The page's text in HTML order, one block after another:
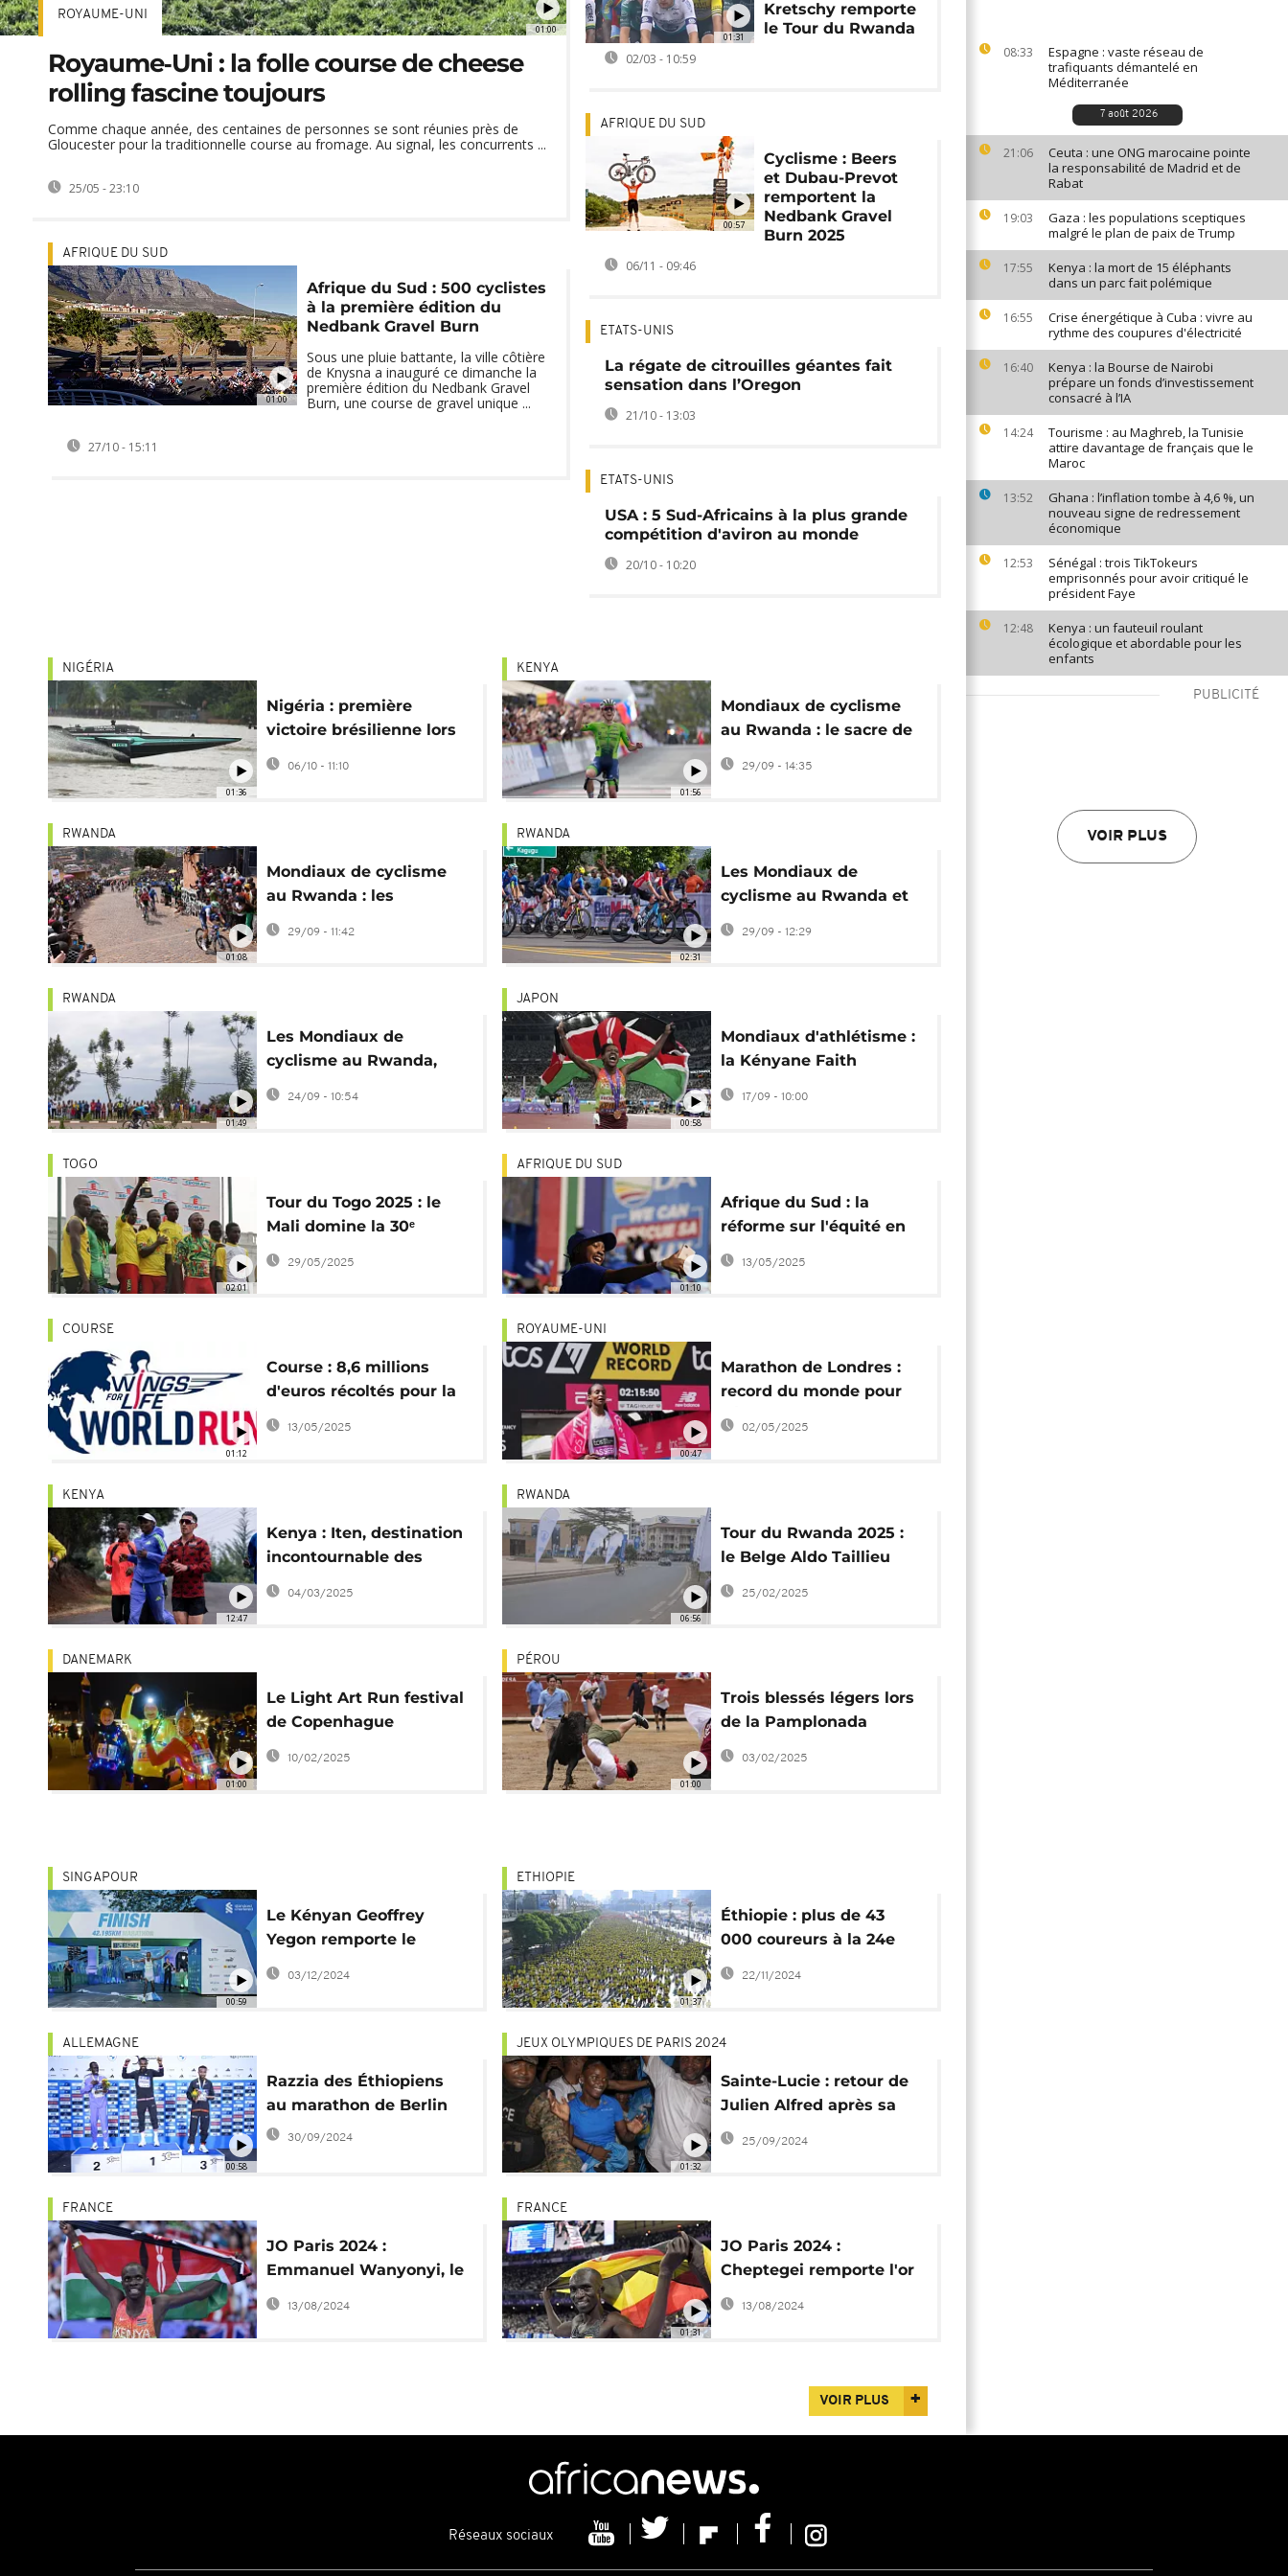
08:33
Espagne : vaste réseau de
trafiquants démantelé en
Méditerranée
7 août 2026
21:06
Ceuta : une ONG marocaine pointe
la responsabilité de Madrid et de
Rabat
19:03
Gaza : les populations sceptiques
malgré le plan de paix de Trump
17:55
Kenya : la mort de 15 éléphants
dans un parc fait polémique
16:55
Crise énergétique à Cuba : vivre au
rythme des coupures d'électricité
16:40
Kenya : la Bourse de Nairobi
prépare un fonds d’investissement
consacré à l’IA
14:24
Tourisme : au Maghreb, la Tunisie
attire davantage de français que le
Maroc
13:52
Ghana : l’inflation tombe à 4,6 %, un
nouveau signe de redressement
économique
12:53
Sénégal : trois TikTokeurs
emprisonnés pour avoir critiqué le
président Faye
12:48
Kenya : un fauteuil roulant
écologique et abordable pour les
enfants
PUBLICITÉ
VOIR PLUS
01:00
ROYAUME-UNI
Royaume‑Uni : la folle course de cheese
rolling fascine toujours
Comme chaque année, des centaines de personnes se sont réunies près de
Gloucester pour la traditionnelle course au fromage. Au signal, les concurrents ...
25/05 - 23:10
01:00
AFRIQUE DU SUD
Afrique du Sud : 500 cyclistes
à la première édition du
Nedbank Gravel Burn
Sous une pluie battante, la ville côtière
de Knysna a inauguré ce dimanche la
première édition du Nedbank Gravel
Burn, une course de gravel unique ...
27/10 - 15:11
01:31
Kretschy remporte
le Tour du Rwanda
02/03 - 10:59
00:57
AFRIQUE DU SUD
Cyclisme : Beers
et Dubau-Prevot
remportent la
Nedbank Gravel
Burn 2025
06/11 - 09:46
ETATS-UNIS
La régate de citrouilles géantes fait
sensation dans l’Oregon
21/10 - 13:03
ETATS-UNIS
USA : 5 Sud-Africains à la plus grande
compétition d'aviron au monde
20/10 - 10:20
01:36
NIGÉRIA
Nigéria : première
victoire brésilienne lors
du Grand Prix E1 de
Lagos
06/10 - 11:10
01:56
KENYA
Mondiaux de cyclisme
au Rwanda : le sacre de
Tadej Pogačar
29/09 - 14:35
01:08
RWANDA
Mondiaux de cyclisme
au Rwanda : les
coureurs à l'assaut du
mur de Kigali
29/09 - 11:42
02:31
RWANDA
Les Mondiaux de
cyclisme au Rwanda et
l'amour grandissant du
vélo en Afrique
29/09 - 12:29
01:49
RWANDA
Les Mondiaux de
cyclisme au Rwanda,
une première pour
l'Afrique
24/09 - 10:54
00:58
JAPON
Mondiaux d'athlétisme :
la Kényane Faith
Kipyegon remporte le 1
500 m
17/09 - 10:00
02:01
TOGO
Tour du Togo 2025 : le
Mali domine la 30ᵉ
édition, Sidiki champion
29/05/2025
01:10
AFRIQUE DU SUD
Afrique du Sud : la
réforme sur l'équité en
emploi divise le
gouvernement
13/05/2025
01:12
COURSE
Course : 8,6 millions
d'euros récoltés pour la
recherche sur la moelle
13/05/2025
00:47
ROYAUME-UNI
Marathon de Londres :
record du monde pour
l'Éthiopienne Tigst
02/05/2025
12:47
KENYA
Kenya : Iten, destination
incontournable des
coureurs
04/03/2025
06:56
RWANDA
Tour du Rwanda 2025 :
le Belge Aldo Taillieu
remporte le prologue
25/02/2025
01:00
DANEMARK
Le Light Art Run festival
de Copenhague
rassemble 1 300
10/02/2025
01:00
PÉROU
Trois blessés légers lors
de la Pamplonada
Rímense à Lima, Pérou
03/02/2025
00:59
SINGAPOUR
Le Kényan Geoffrey
Yegon remporte le
marathon de Singapour
03/12/2024
01:37
ETHIOPIE
Éthiopie : plus de 43
000 coureurs à la 24e
édition des 10 km
d'Addis-Abeba
22/11/2024
00:58
ALLEMAGNE
Razzia des Éthiopiens
au marathon de Berlin
30/09/2024
01:32
JEUX OLYMPIQUES DE PARIS 2024
Sainte-Lucie : retour de
Julien Alfred après sa
médaille d'or olympique
25/09/2024
FRANCE
JO Paris 2024 :
Emmanuel Wanyonyi, le
plus jeune champion du
800 m
13/08/2024
01:31
FRANCE
JO Paris 2024 :
Cheptegei remporte l'or
au 10 000 m et prend sa
retraite
13/08/2024
VOIR PLUS
Réseaux sociaux